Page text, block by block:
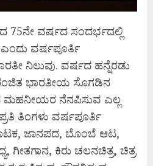
75ನೇ ವರ್ಷದ ಸಂದರ್ಭದಲ್ಲಿ
ವರ್ಷಪೂರ್ತಿ
ನಿಲುವು. ವರ್ಷದ ಹನ್ನೆರಡು
ಭಾರತೀಯ ಸೊಗಡಿನ
ಮಹನೀಯರ ನೆನಪಿಸುವ ಎಲ್ಲ‌
ಪ್ರತಿ ತಿಂಗಳು ವರ್ಷಪೂರ್ತಿ
ಜಾನಪದ, ಬೊಂಬೆ ಆಟ,
ಗೀತಗಾನ, ಕಿರು ಚಲನಚಿತ್ರ, ಚಿತ್ರ